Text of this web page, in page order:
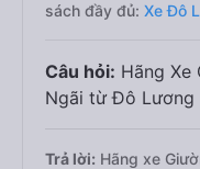
sách đầy đủ: Xe Đô
Câu hỏi: Hãng Xe
Ngãi từ Đô Lương
Trả lời: Hãng xe